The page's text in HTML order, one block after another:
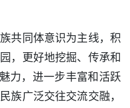
共同体意识为主线，积
，更好地挖掘、传承和
力，进一步丰富和活跃
族广泛交往交流交融，